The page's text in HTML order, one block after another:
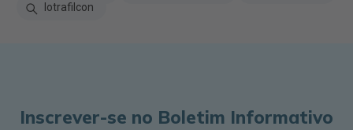
Iotrafilcon
Inscrever-se no Boletim Informativo